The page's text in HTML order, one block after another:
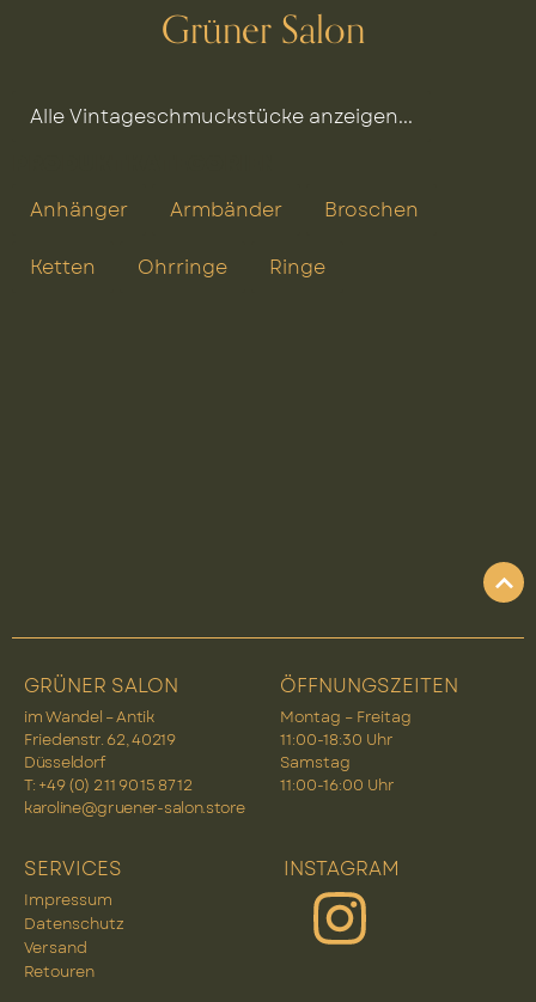
Grüner Salon
Alle Vintageschmuckstücke anzeigen...
Anhänger Armbänder Broschen
Ketten Ohrringe Ringe
GRÜNER SALON
im Wandel – Antik
Friedenstr. 62, 40219
Düsseldorf
T: +49 (0) 2 11 90 15 87 12
karoline@gruener-salon.store
ÖFFNUNGSZEITEN
Montag – Freitag
11:00-18:30 Uhr
Samstag
11:00-16:00 Uhr
SERVICES
Impressum
Datenschutz
Versand
Retouren
INSTAGRAM